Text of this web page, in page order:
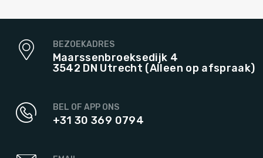
BEZOEKADRES
Maarssenbroeksedijk 4
3542 DN Utrecht (Alleen op afspraak)
BEL OF APP ONS
+31 30 369 0794